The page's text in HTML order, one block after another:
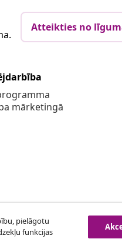
Atteikties no
mārketingā
pielāgotu
funkcijas